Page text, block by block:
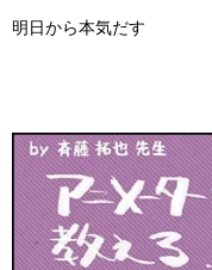
明日から本気だす